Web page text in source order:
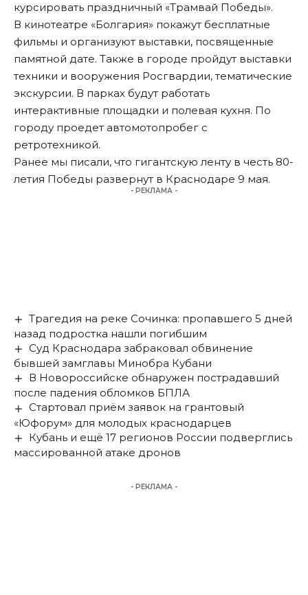
курсировать праздничный «Трамвай Победы».
В кинотеатре «Болгария» покажут бесплатные
фильмы и организуют выставки, посвященные
памятной дате. Также в городе пройдут выставки
техники и вооружения Росгвардии, тематические
экскурсии. В парках будут работать
интерактивные площадки и полевая кухня. По
городу проедет автомотопробег с
ретротехникой.
Ранее мы писали, что гигантскую ленту в честь 80-
летия Победы развернут в Краснодаре 9 мая.
- РЕКЛАМА -
Трагедия на реке Сочинка: пропавшего 5 дней
назад подростка нашли погибшим
Суд Краснодара забраковал обвинение
бывшей замглавы Минобра Кубани
В Новороссийске обнаружен пострадавший
после падения обломков БПЛА
Стартовал приём заявок на грантовый
«Юфорум» для молодых краснодарцев
Кубань и ещё 17 регионов России подверглись
массированной атаке дронов
- РЕКЛАМА -